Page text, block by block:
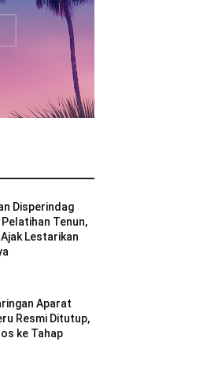
Disperindag
Tenun,
Lestarikan
Aparat
Resmi Ditutup,
ke Tahap